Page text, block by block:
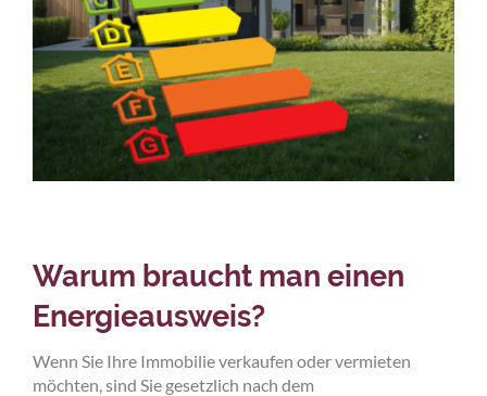
Warum braucht man einen
Energieausweis?
Wenn Sie Ihre Immobilie verkaufen oder vermieten
möchten, sind Sie gesetzlich nach dem